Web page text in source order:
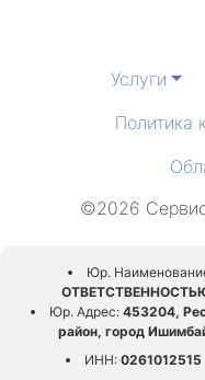
метро
метро
метро Южная
метро Бутырская
метро
Услуги
Политика
©2026
Юр.
Юр. Адрес:453204,
район, город
ИНН:0261012515